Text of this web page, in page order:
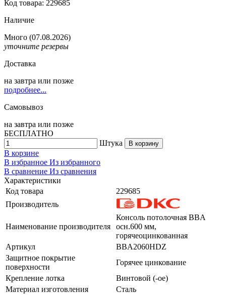
Код товара: 229685
Наличие
Много (07.08.2026)
уточните резервы
Доставка
на завтра или позже
подробнее...
Самовывоз
на завтра или позже
БЕСПЛАТНО
Штука
В корзину
В корзине
В избранное Из избранного
В сравнение Из сравнения
Характеристики
Код товара
229685
Производитель
Наименование производителя
Консоль потолочная BBA
осн.600 мм,
горячеоцинкованная
Артикул
BBA2060HDZ
Защитное покрытие
поверхности
Горячее цинкование
Крепление лотка
Винтовой (-ое)
Материал изготовления
Сталь